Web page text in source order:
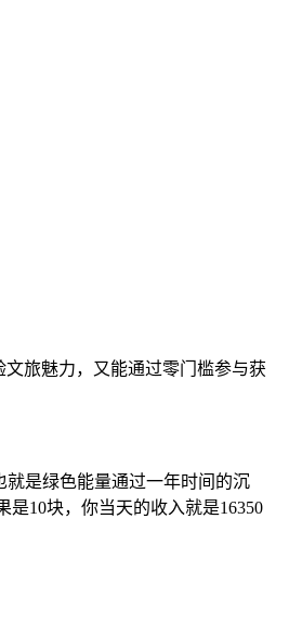
文旅魅力，又能通过零门槛参与获
就是绿色能量通过一年时间的沉
10块，你当天的收入就是16350